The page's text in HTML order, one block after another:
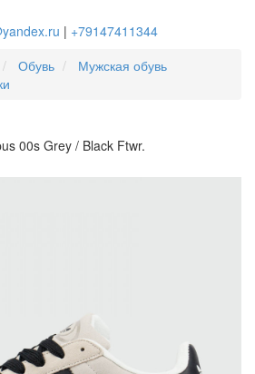
| +79147411344
Обувь
Мужская обувь
00s Grey / Black Ftwr.